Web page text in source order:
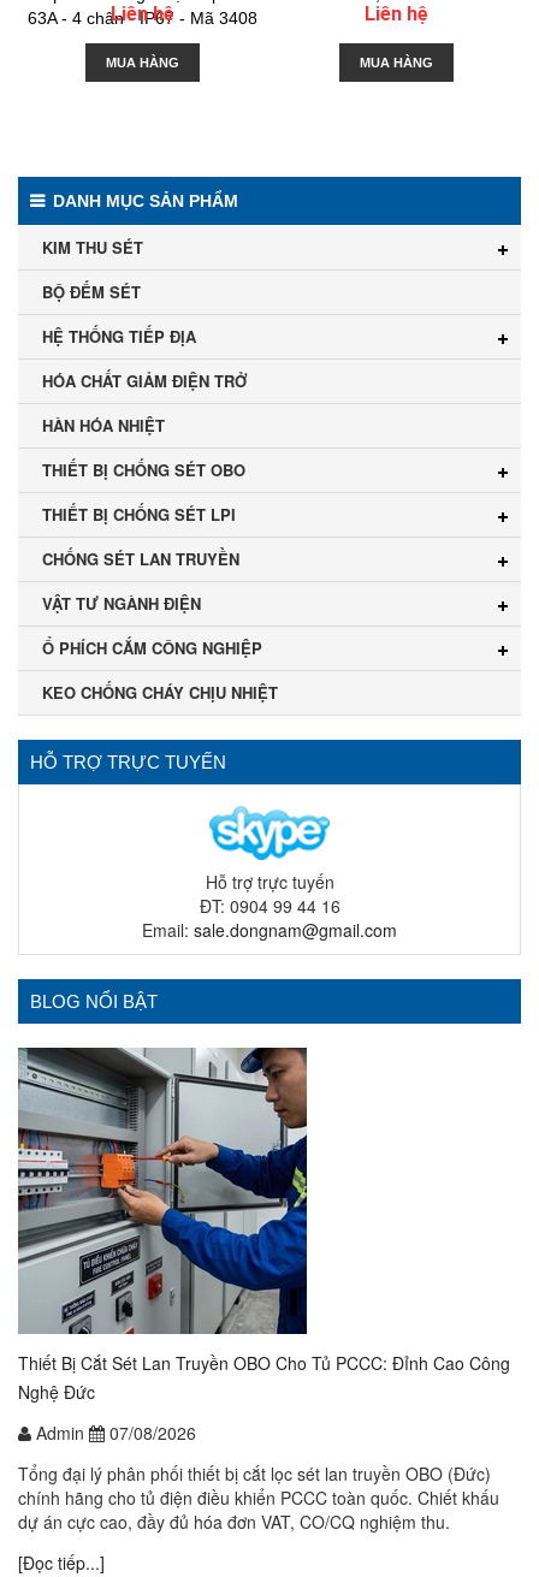
63A - 4 chân - IP67 - Mã 3408
Liên hệ
MUA HÀNG
Liên hệ
MUA HÀNG
DANH MỤC SẢN PHẨM
KIM THU SÉT
BỘ ĐẾM SÉT
HỆ THỐNG TIẾP ĐỊA
HÓA CHẤT GIẢM ĐIỆN TRỞ
HÀN HÓA NHIỆT
THIẾT BỊ CHỐNG SÉT OBO
THIẾT BỊ CHỐNG SÉT LPI
CHỐNG SÉT LAN TRUYỀN
VẬT TƯ NGÀNH ĐIỆN
Ổ PHÍCH CẮM CÔNG NGHIỆP
KEO CHỐNG CHÁY CHỊU NHIỆT
HỖ TRỢ TRỰC TUYẾN
Hỗ trợ trực tuyến
ĐT: 0904 99 44 16
Email: sale.dongnam@gmail.com
BLOG NỔI BẬT
Thiết Bị Cắt Sét Lan Truyền OBO Cho Tủ PCCC: Đỉnh Cao Công
Nghệ Đức
Admin
07/08/2026
Tổng đại lý phân phối thiết bị cắt lọc sét lan truyền OBO (Đức)
chính hãng cho tủ điện điều khiển PCCC toàn quốc. Chiết khấu
dự án cực cao, đầy đủ hóa đơn VAT, CO/CQ nghiệm thu.
[Đọc tiếp...]